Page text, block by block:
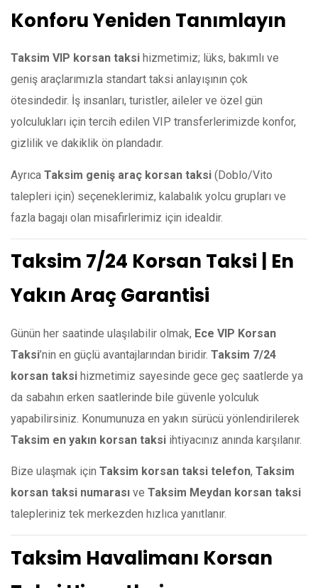
Konforu Yeniden Tanımlayın
Taksim VIP korsan taksi hizmetimiz; lüks, bakımlı ve
geniş araçlarımızla standart taksi anlayışının çok
ötesindedir. İş insanları, turistler, aileler ve özel gün
yolculukları için tercih edilen VIP transferlerimizde konfor,
gizlilik ve dakiklik ön plandadır.
Ayrıca Taksim geniş araç korsan taksi (Doblo/Vito
talepleri için) seçeneklerimiz, kalabalık yolcu grupları ve
fazla bagajı olan misafirlerimiz için idealdir.
Taksim 7/24 Korsan Taksi | En
Yakın Araç Garantisi
Günün her saatinde ulaşılabilir olmak, Ece VIP Korsan
Taksi’nin en güçlü avantajlarından biridir. Taksim 7/24
korsan taksi hizmetimiz sayesinde gece geç saatlerde ya
da sabahın erken saatlerinde bile güvenle yolculuk
yapabilirsiniz. Konumunuza en yakın sürücü yönlendirilerek
Taksim en yakın korsan taksi ihtiyacınız anında karşılanır.
Bize ulaşmak için Taksim korsan taksi telefon, Taksim
korsan taksi numarası ve Taksim Meydan korsan taksi
talepleriniz tek merkezden hızlıca yanıtlanır.
Taksim Havalimanı Korsan